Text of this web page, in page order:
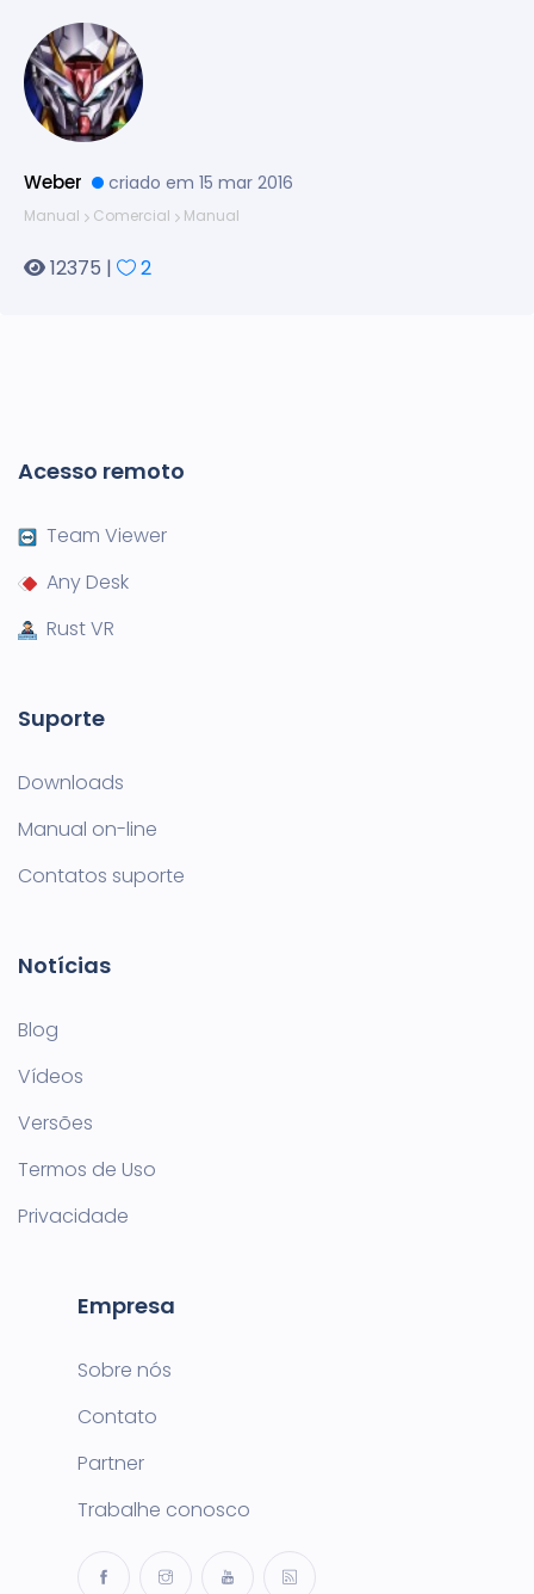
Weber criado em 15 mar 2016
Manual Comercial Manual
12375 | 2
Acesso remoto
Team Viewer
Any Desk
Rust VR
Suporte
Downloads
Manual on-line
Contatos suporte
Notícias
Blog
Vídeos
Versões
Termos de Uso
Privacidade
Empresa
Sobre nós
Contato
Partner
Trabalhe conosco